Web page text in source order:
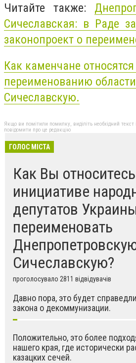
Читайте также:
Сичеславская: в Раде
законопроект о
Как каменчане
переименованию
Сичеславскую.
Якщо ви помітили помилку, виділіть необхідний текст
повідомити про це редакцію
ГОЛОС МІСТА
Как Вы
инициативе
депутатов
переименовать
Сичеславскую?
проголосувало 2811 відвідувачів
Давно пора, это будет
закона о декоммунизации.
Положительно, это более
нашего края, где исторически
казацких сечей.